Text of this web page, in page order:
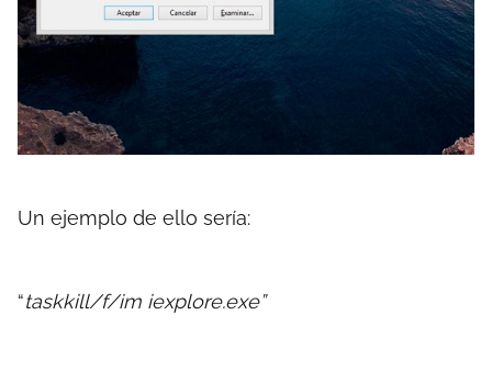
Un ejemplo de ello sería:
“taskkill/f/im iexplore.exe”